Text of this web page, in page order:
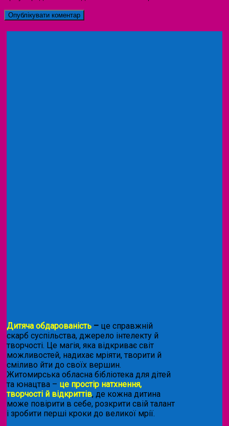
Дитяча обдарованість – це справжній
скарб суспільства, джерело інтелекту й
творчості. Це магія, яка відкриває світ
можливостей, надихає мріяти, творити й
сміливо йти до своїх вершин.
Житомирська обласна бібліотека для дітей
та юнацтва – це простір натхнення,
творчості й відкриттів, де кожна дитина
може повірити в себе, розкрити свій талант
і зробити перші кроки до великої мрії.